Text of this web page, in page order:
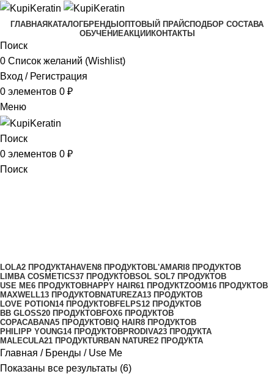
ГЛАВНАЯ КАТАЛОГБРЕНДЫ ОПТОВЫЙ ПРАЙСПОДБОР СОСТАВА
ОБУЧЕНИЕАКЦИИ КОНТАКТЫ
Поиск
0 Список желаний (Wishlist)
Вход / Регистрация
0 элементов 0 ₽
Меню
Поиск
0 элементов 0 ₽
Поиск
LOLA2 ПРОДУКТАHAVEN8 ПРОДУКТОВL'AMARI8 ПРОДУКТОВ
LIMBA COSMETICS37 ПРОДУКТОВSOL SOL7 ПРОДУКТОВ
USE ME6 ПРОДУКТОВHAPPY HAIR61 ПРОДУКТZOOM16 ПРОДУКТОВ
MAXWELL13 ПРОДУКТОВNATUREZA13 ПРОДУКТОВ
LOVE POTION14 ПРОДУКТОВFELPS12 ПРОДУКТОВ
BB GLOSS20 ПРОДУКТОВFOX6 ПРОДУКТОВ
COPACABANA5 ПРОДУКТОВIQ HAIR8 ПРОДУКТОВ
PHILIPP YOUNG14 ПРОДУКТОВPRODIVA23 ПРОДУКТА
MALECULA21 ПРОДУКТURBAN NATURE2 ПРОДУКТА
Главная Бренды
Use Me
Показаны все результаты (6)